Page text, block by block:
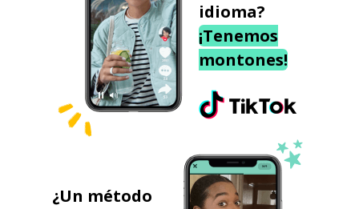
idioma?
¡Tenemos
montones!
¿Un método